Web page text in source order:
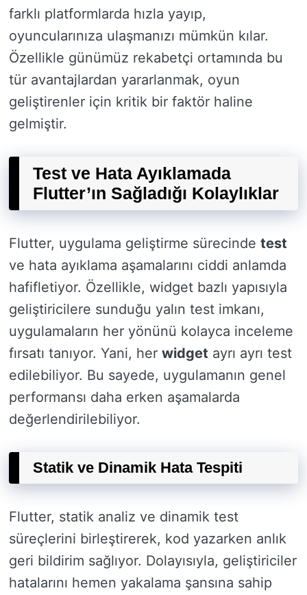
farklı platformlarda hızla yayıp,
oyuncularınıza ulaşmanızı mümkün kılar.
Özellikle günümüz rekabetçi ortamında bu
tür avantajlardan yararlanmak, oyun
geliştirenler için kritik bir faktör haline
gelmiştir.
Test ve Hata Ayıklamada
Flutter’ın Sağladığı Kolaylıklar
Flutter, uygulama geliştirme sürecinde test
ve hata ayıklama aşamalarını ciddi anlamda
hafifletiyor. Özellikle, widget bazlı yapısıyla
geliştiricilere sunduğu yalın test imkanı,
uygulamaların her yönünü kolayca inceleme
fırsatı tanıyor. Yani, her widget ayrı ayrı test
edilebiliyor. Bu sayede, uygulamanın genel
performansı daha erken aşamalarda
değerlendirilebiliyor.
Statik ve Dinamik Hata Tespiti
Flutter, statik analiz ve dinamik test
süreçlerini birleştirerek, kod yazarken anlık
geri bildirim sağlıyor. Dolayısıyla, geliştiriciler
hatalarını hemen yakalama şansına sahip